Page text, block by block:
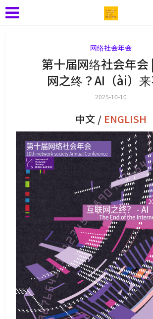
网络社会年会
第十届网络社会年会
网之终？AI（ài）
2025-10-10
中文 / ENGLISH